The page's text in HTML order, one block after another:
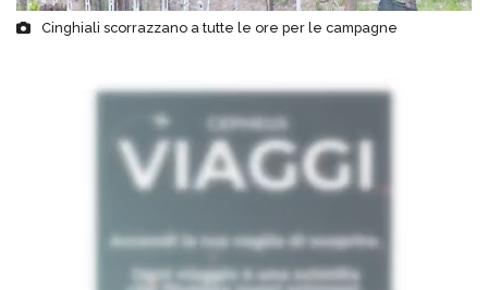
Cinghiali scorrazzano a tutte le ore per le campagne